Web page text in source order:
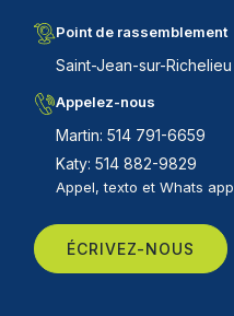
Point de rassemblement
Saint-Jean-sur-Richelieu
Appelez-nous
Martin: 514 791-6659
Katy: 514 882-9829
Appel, texto et Whats app
ÉCRIVEZ-NOUS